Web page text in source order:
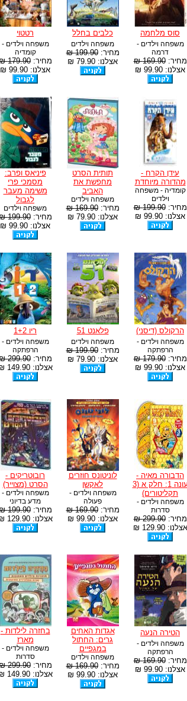
סוס מלחמה
משפחה וילדים -
דרמה
מחיר:169.90 ₪
אצלנו: 99.90 ₪
כלבים בחלל
משפחה וילדים
מחיר:199.90 ₪
אצלנו: 79.90 ₪
רטטוי
משפחה וילדים -
קומדיה
מחיר:179.90 ₪
אצלנו: 99.90 ₪
עידן הקרח -
מהדורה מיוחדת
קומדיה - משפחה
וילדים
מחיר:199.90 ₪
אצלנו: 99.90 ₪
תותית הסרט
מחפשת את
האביב
משפחה וילדים
מחיר:169.90 ₪
אצלנו: 79.90 ₪
פיניאס ופרב:
מסמכי פרי
משימה מעבר
לגבול
משפחה וילדים
מחיר:199.90 ₪
אצלנו: 99.90 ₪
הרקולס (דיסני)
משפחה וילדים -
הרפתקה
מחיר:179.90 ₪
אצלנו: 99.90 ₪
פלאנט 51
משפחה וילדים
מחיר:199.90 ₪
אצלנו: 79.90 ₪
ריו 1+2
משפחה וילדים -
הרפתקה
מחיר:299.90 ₪
אצלנו: 149.90 ₪
הדבורה מאיה -
עונה 1: חלק א (3
תקליטורים)
משפחה וילדים -
סדרות
מחיר:299.90 ₪
אצלנו: 129.90 ₪
לוניטונס חוזרים
לאקשן
משפחה וילדים -
פעולה
מחיר:169.90 ₪
אצלנו: 99.90 ₪
רובוטריקים -
הסרט (מצוייר)
משפחה וילדים -
מדע בדיוני
מחיר:199.90 ₪
אצלנו: 129.90 ₪
הטירה הנעה
משפחה וילדים -
הרפתקה
מחיר:169.90 ₪
אצלנו: 99.90 ₪
אגדות האחים
גרים: החתול
במגפיים
משפחה וילדים
מחיר:169.90 ₪
אצלנו: 99.90 ₪
בחזרה לילדות -
מארז
משפחה וילדים -
סדרות
מחיר:299.90 ₪
אצלנו: 149.90 ₪